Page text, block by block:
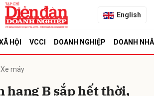
English
HỘI VCCI DOANH NGHIỆP DOANH
máy
hạng B sắp hết thời,